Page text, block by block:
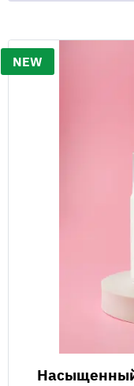
NEW
Насыщенный тоник-бустер "Exosome